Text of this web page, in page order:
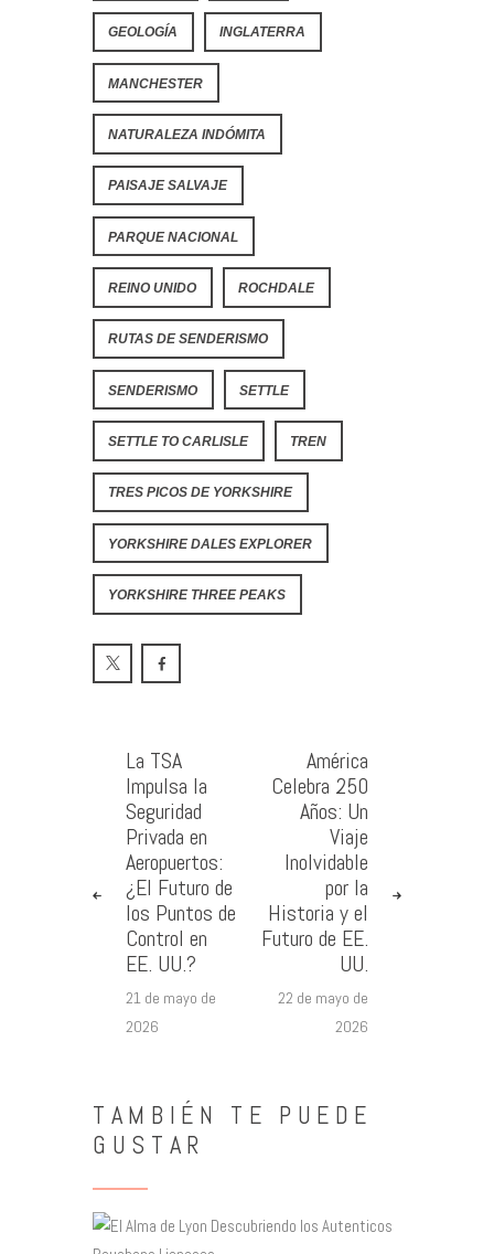
GEOLOGÍA INGLATERRA
MANCHESTER
NATURALEZA INDÓMITA
PAISAJE SALVAJE
PARQUE NACIONAL
REINO UNIDO ROCHDALE
RUTAS DE SENDERISMO
SENDERISMO SETTLE
SETTLE TO CARLISLE TREN
TRES PICOS DE YORKSHIRE
YORKSHIRE DALES EXPLORER
YORKSHIRE THREE PEAKS
La TSA
Impulsa la
Seguridad
Privada en
Aeropuertos:
¿El Futuro de
los Puntos de
Control en
EE. UU.?
21 de mayo de
2026
América
Celebra 250
Años: Un
Viaje
Inolvidable
por la
Historia y el
Futuro de EE.
UU.
22 de mayo de
2026
TAMBIÉN TE PUEDE
GUSTAR